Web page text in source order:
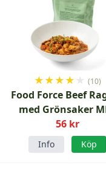
★★★★ ★ (10)
Food Force Beef
med Grönsaker
56 kr
Info Köp